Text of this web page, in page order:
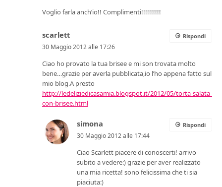
Voglio farla anch’io!! Complimenti!!!!!!!!!!
scarlett
30 Maggio 2012 alle 17:26
Ciao ho provato la tua brisee e mi son trovata molto
bene…grazie per averla pubblicata,io l’ho appena fatto sul
mio blog.A presto
http://ledeliziedicasamia.blogspot.it/2012/05/torta-salata-
con-brisee.html
Rispondi
simona
30 Maggio 2012 alle 17:44
Ciao Scarlett piacere di conoscerti! arrivo
subito a vedere:) grazie per aver realizzato
una mia ricetta! sono felicissima che ti sia
piaciuta:)
Rispondi